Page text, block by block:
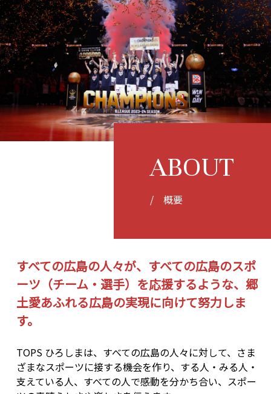
ABOUT
/ 概要
すべての広島の人々が、すべての広島のスポ
ーツ（チーム・選手）を応援するような、郷
土愛あふれる広島の実現に向けて努力しま
す。
TOPS ひろしまは、すべての広島の人々に対して、さま
ざまなスポーツに接する機会を作り、する人・みる人・
支えている人、すべての人で感動を分かち合い、スポー